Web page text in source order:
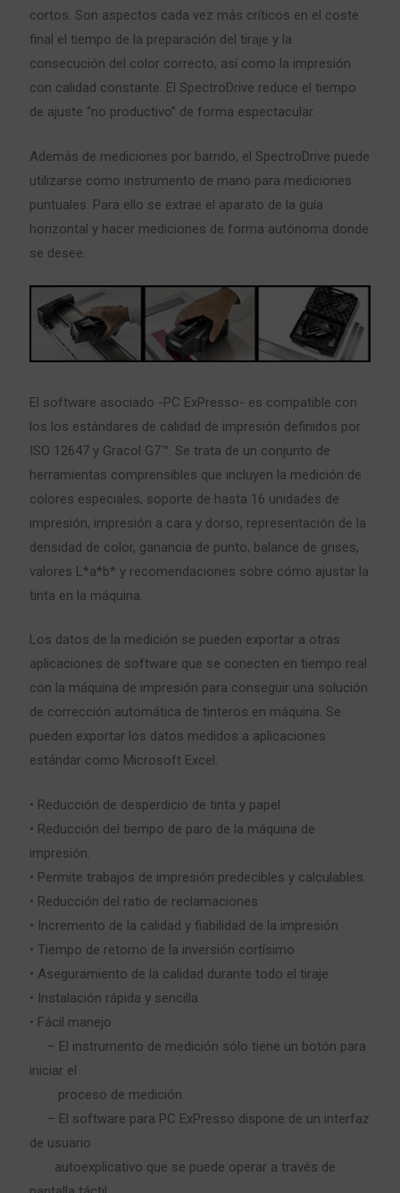
cortos. Son aspectos cada vez más críticos en el coste
final el tiempo de la preparación del tiraje y la
consecución del color correcto, así como la impresión
con calidad constante. El SpectroDrive reduce el tiempo
de ajuste “no productivo” de forma espectacular.
Además de mediciones por barrido, el SpectroDrive puede
utilizarse como instrumento de mano para mediciones
puntuales. Para ello se extrae el aparato de la guía
horizontal y hacer mediciones de forma autónoma donde
se desee.
El software asociado -PC ExPresso- es compatible con
los los estándares de calidad de impresión definidos por
ISO 12647 y Gracol G7™. Se trata de un conjunto de
herramientas comprensibles que incluyen la medición de
colores especiales, soporte de hasta 16 unidades de
impresión, impresión a cara y dorso, representación de la
densidad de color, ganancia de punto, balance de grises,
valores L*a*b* y recomendaciones sobre cómo ajustar la
tinta en la máquina.
Los datos de la medición se pueden exportar a otras
aplicaciones de software que se conecten en tiempo real
con la máquina de impresión para conseguir una solución
de corrección automática de tinteros en máquina. Se
pueden exportar los datos medidos a aplicaciones
estándar como Microsoft Excel.
• Reducción de desperdicio de tinta y papel
• Reducción del tiempo de paro de la máquina de
impresión.
• Permite trabajos de impresión predecibles y calculables.
• Reducción del ratio de reclamaciones
• Incremento de la calidad y fiabilidad de la impresión
• Tiempo de retorno de la inversión cortísimo
• Aseguramiento de la calidad durante todo el tiraje
• Instalación rápida y sencilla
• Fácil manejo
– El instrumento de medición sólo tiene un botón para
iniciar el
proceso de medición.
– El software para PC ExPresso dispone de un interfaz
de usuario
autoexplicativo que se puede operar a través de